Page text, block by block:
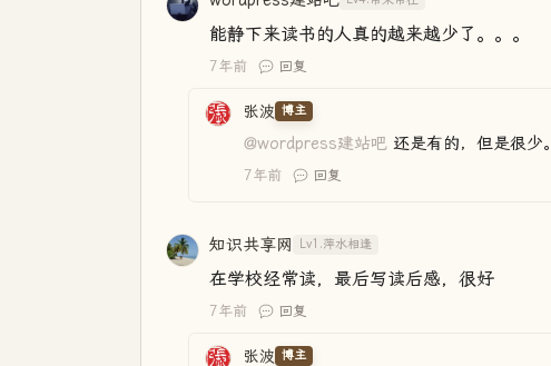
能静下来读书的人真的越来越少了。。。
7年前 回复
张波 博主
@wordpress建站吧 还是有的，但是很少。
7年前 回复
知识共享网 Lv1.萍水相逢
在学校经常读，最后写读后感，很好
7年前 回复
张波 博主